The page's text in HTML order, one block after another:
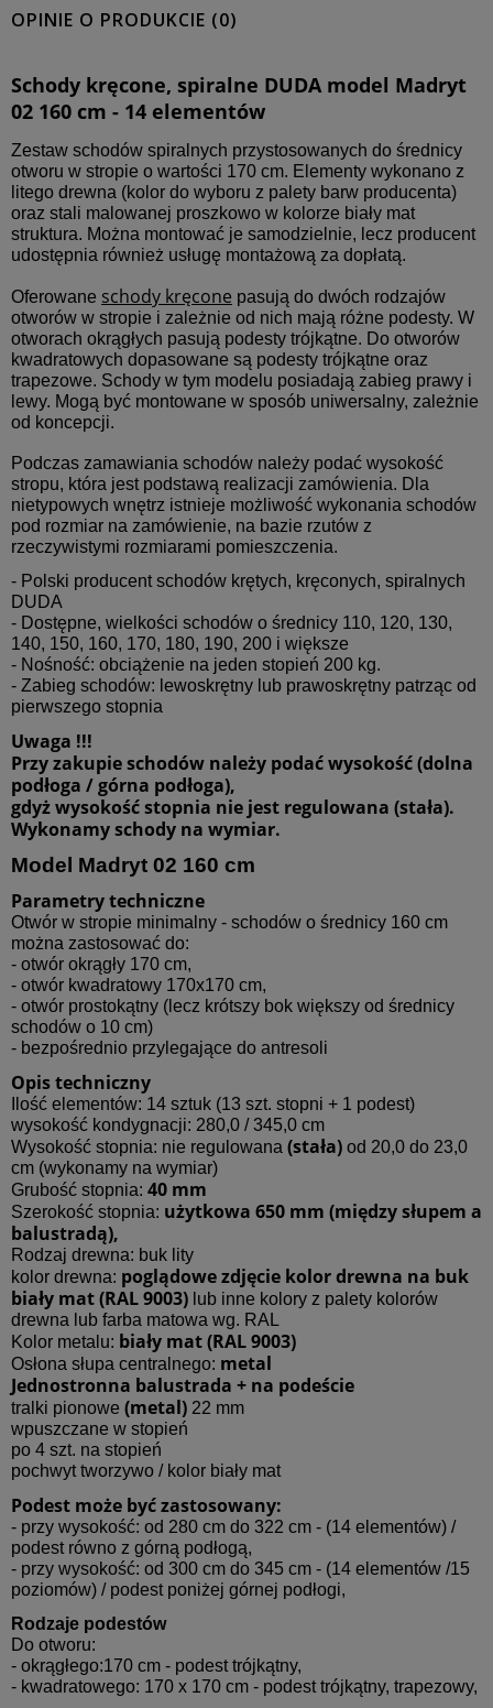
OPINIE O PRODUKCIE (0)
Schody kręcone, spiralne DUDA model Madryt
02 160 cm - 14 elementów
Zestaw schodów spiralnych przystosowanych do średnicy
otworu w stropie o wartości 170 cm. Elementy wykonano z
litego drewna (kolor do wyboru z palety barw producenta)
oraz stali malowanej proszkowo w kolorze biały mat
struktura. Można montować je samodzielnie, lecz producent
udostępnia również usługę montażową za dopłatą.
Oferowane schody kręcone pasują do dwóch rodzajów
otworów w stropie i zależnie od nich mają różne podesty. W
otworach okrągłych pasują podesty trójkątne. Do otworów
kwadratowych dopasowane są podesty trójkątne oraz
trapezowe. Schody w tym modelu posiadają zabieg prawy i
lewy. Mogą być montowane w sposób uniwersalny, zależnie
od koncepcji.
Podczas zamawiania schodów należy podać wysokość
stropu, która jest podstawą realizacji zamówienia. Dla
nietypowych wnętrz istnieje możliwość wykonania schodów
pod rozmiar na zamówienie, na bazie rzutów z
rzeczywistymi rozmiarami pomieszczenia.
- Polski producent schodów krętych, kręconych, spiralnych
DUDA
- Dostępne, wielkości schodów o średnicy 110, 120, 130,
140, 150, 160, 170, 180, 190, 200 i większe
- Nośność: obciążenie na jeden stopień 200 kg.
- Zabieg schodów: lewoskrętny lub prawoskrętny patrząc od
pierwszego stopnia
Uwaga !!!
Przy zakupie schodów należy podać wysokość (dolna
podłoga / górna podłoga),
gdyż wysokość stopnia nie jest regulowana (stała).
Wykonamy schody na wymiar.
Model Madryt 02 160 cm
Parametry techniczne
Otwór w stropie minimalny - schodów o średnicy 160 cm
można zastosować do:
- otwór okrągły 170 cm,
- otwór kwadratowy 170x170 cm,
- otwór prostokątny (lecz krótszy bok większy od średnicy
schodów o 10 cm)
- bezpośrednio przylegające do antresoli
Opis techniczny
Ilość elementów: 14 sztuk (13 szt. stopni + 1 podest)
wysokość kondygnacji: 280,0 / 345,0 cm
Wysokość stopnia: nie regulowana (stała) od 20,0 do 23,0
cm (wykonamy na wymiar)
Grubość stopnia: 40 mm
Szerokość stopnia: użytkowa 650 mm (między słupem a
balustradą),
Rodzaj drewna: buk lity
kolor drewna: poglądowe zdjęcie kolor drewna na buk
biały mat (RAL 9003) lub inne kolory z palety kolorów
drewna lub farba matowa wg. RAL
Kolor metalu: biały mat (RAL 9003)
Osłona słupa centralnego: metal
Jednostronna balustrada + na podeście
tralki pionowe (metal) 22 mm
wpuszczane w stopień
po 4 szt. na stopień
pochwyt tworzywo / kolor biały mat
Podest może być zastosowany:
- przy wysokość: od 280 cm do 322 cm - (14 elementów) /
podest równo z górną podłogą,
- przy wysokość: od 300 cm do 345 cm - (14 elementów /15
poziomów) / podest poniżej górnej podłogi,
Rodzaje podestów
Do otworu:
- okrągłego:170 cm - podest trójkątny,
- kwadratowego: 170 x 170 cm - podest trójkątny, trapezowy,